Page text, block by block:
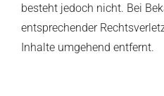
besteht jedoch nicht. Bei
entsprechender
Inhalte umgehend entfernt.